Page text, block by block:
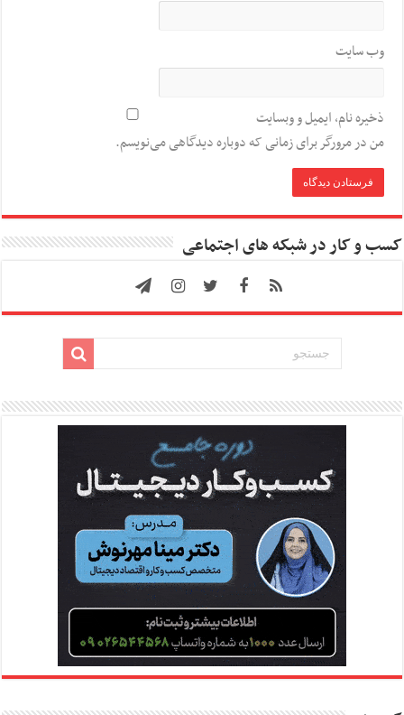
وب‌ سایت
ذخیره نام، ایمیل و وبسایت
من در مرورگر برای زمانی که دوباره دیدگاهی می‌نویسم.
کسب و کار در شبکه های اجتماعی